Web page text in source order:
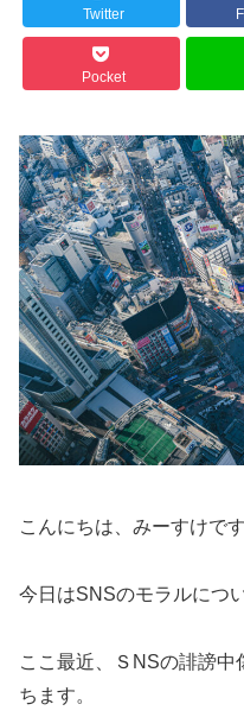
Twitter
Pocket
こんにちは、みーすけです
今日はSNSのモラルにつ
ここ最近、ＳNSの誹謗
ちます。